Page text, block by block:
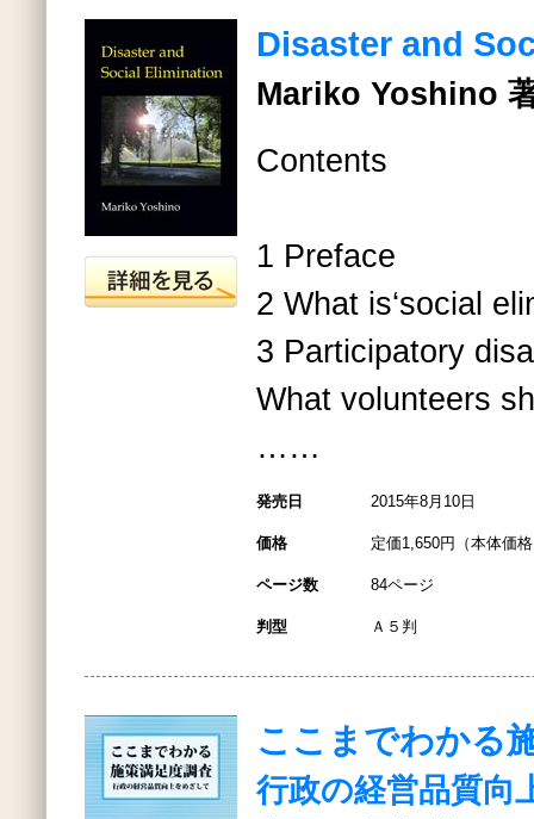
Disaster and
Mariko Yoshino
Contents
1 Preface
2 What is‘social
3 Participatory
What volunteers
……
発売日 2015年8月10日
価格 定価1,650円（本体価
ページ数 84ページ
判型 Ａ５判
ここまでわかる
行政の経営品質向